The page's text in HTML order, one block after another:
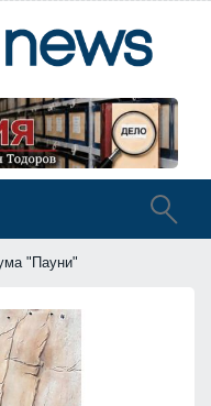
"Пауни"